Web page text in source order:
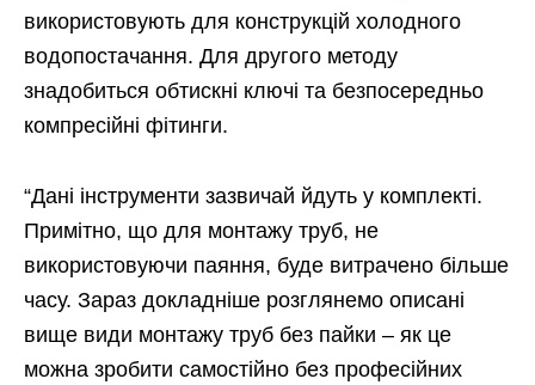
використовують для конструкцій холодного
водопостачання. Для другого методу
знадобиться обтискні ключі та безпосередньо
компресійні фітинги.
“Дані інструменти зазвичай йдуть у комплекті.
Примітно, що для монтажу труб, не
використовуючи паяння, буде витрачено більше
часу. Зараз докладніше розглянемо описані
вище види монтажу труб без пайки – як це
можна зробити самостійно без професійних